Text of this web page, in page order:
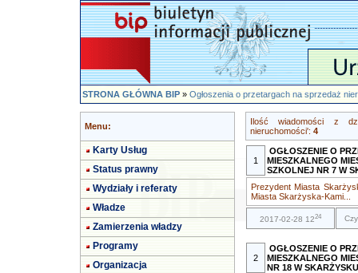
STRONA GŁÓWNA BIP»Ogłoszenia o przetargach na sprzedaż
Menu:
Karty Usług
Status prawny
Wydziały i referaty
Władze
Zamierzenia władzy
Programy
Organizacja
Ilość wiadomości z
nieruchomości': 4
1
OGŁOSZENIE O
MIESZKALNEGO
SZKOLNEJ NR 7 W
Prezydent Miasta
Miasta Skarżyska-Kami...
2017-02-28 1224
2
OGŁOSZENIE O
MIESZKALNEGO
NR 18 W